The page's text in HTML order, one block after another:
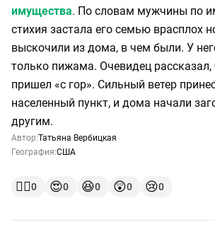
имущества. По словам мужчины по
стихия застала его семью врасплох
выскочили из дома, в чем были. У
только пижама. Очевидец
пришел «с гор». Сильный ветер
населенный пункт, и дома начали
другим.
Автор:Татьяна Вербицкая
География:США
👍🏻0 😍0 😆0 😲0 😢0